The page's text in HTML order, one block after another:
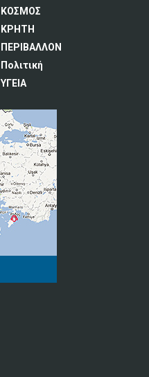
ΚΟΣΜΟΣ
ΚΡΗΤΗ
ΠΕΡΙΒΑΛΛΟΝ
Πολιτική
ΥΓΕΙΑ